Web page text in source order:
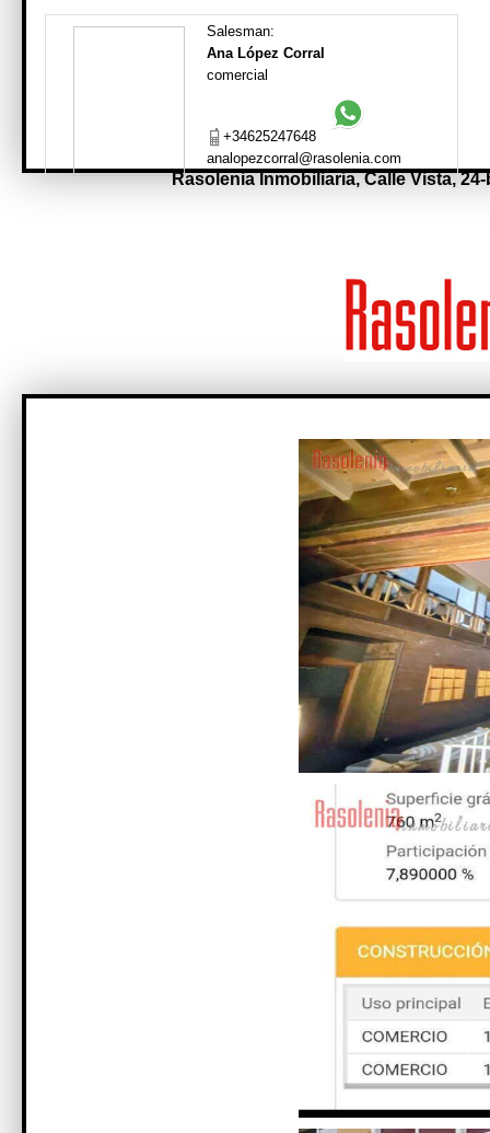
Salesman:
Ana López Corral
comercial
+34625247648
analopezcorral@rasolenia.com
Rasolenia Inmobiliaria,Calle Vista,